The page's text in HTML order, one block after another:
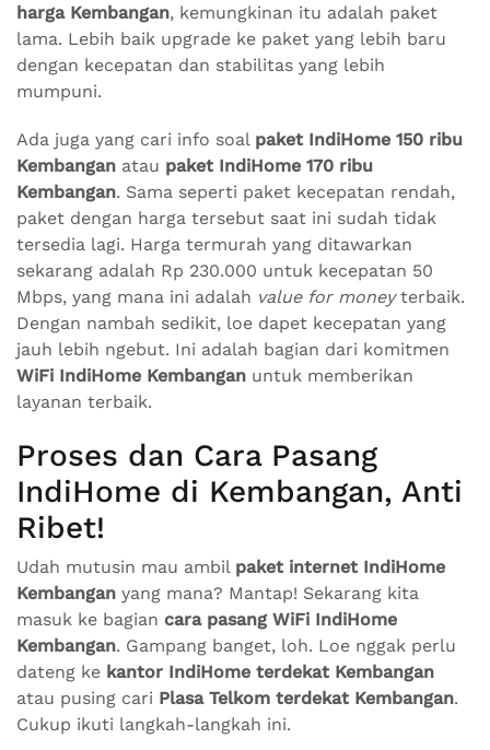
harga Kembangan, kemungkinan itu adalah paket
lama. Lebih baik upgrade ke paket yang lebih baru
dengan kecepatan dan stabilitas yang lebih
mumpuni.
Ada juga yang cari info soal paket IndiHome 150 ribu
Kembangan atau paket IndiHome 170 ribu
Kembangan. Sama seperti paket kecepatan rendah,
paket dengan harga tersebut saat ini sudah tidak
tersedia lagi. Harga termurah yang ditawarkan
sekarang adalah Rp 230.000 untuk kecepatan 50
Mbps, yang mana ini adalah value for moneyterbaik.
Dengan nambah sedikit, loe dapet kecepatan yang
jauh lebih ngebut. Ini adalah bagian dari komitmen
WiFi IndiHome Kembangan untuk memberikan
layanan terbaik.
Proses dan Cara Pasang
IndiHome di Kembangan, Anti
Ribet!
Udah mutusin mau ambil paket internet IndiHome
Kembangan yang mana? Mantap! Sekarang kita
masuk ke bagian cara pasang WiFi IndiHome
Kembangan. Gampang banget, loh. Loe nggak perlu
dateng ke kantor IndiHome terdekat Kembangan
atau pusing cari Plasa Telkom terdekat Kembangan.
Cukup ikuti langkah-langkah ini.